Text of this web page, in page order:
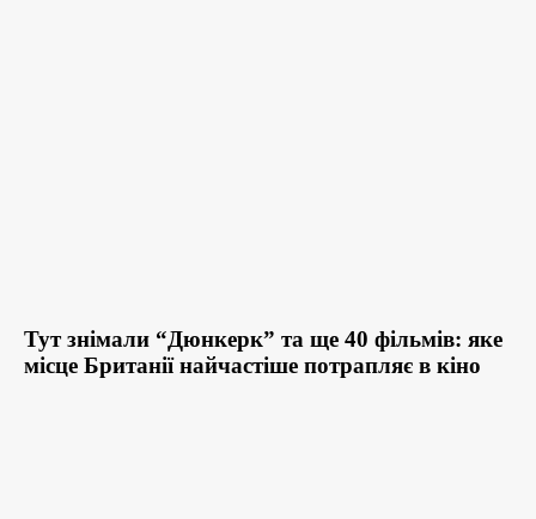
Тут знімали “Дюнкерк” та ще 40 фільмів: яке
місце Британії найчастіше потрапляє в кіно